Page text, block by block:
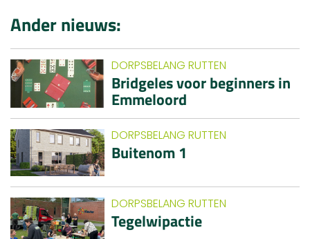
Ander nieuws:
DORPSBELANG RUTTEN
Bridgeles voor beginners in
Emmeloord
DORPSBELANG RUTTEN
Buitenom 1
DORPSBELANG RUTTEN
Tegelwipactie